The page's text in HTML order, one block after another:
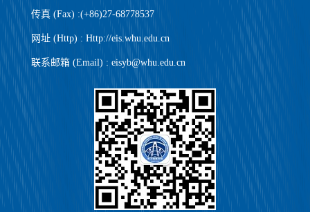
传真 (Fax) :(+86)27-68778537
网址 (Http) : Http://eis.whu.edu.cn
联系邮箱 (Email) : eisyb@whu.edu.cn